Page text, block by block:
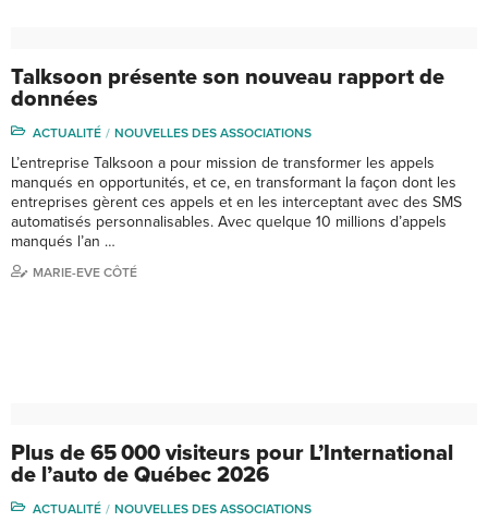
Talksoon présente son nouveau rapport de
données
ACTUALITÉ NOUVELLES DES ASSOCIATIONS
L’entreprise Talksoon a pour mission de transformer les appels
manqués en opportunités, et ce, en transformant la façon dont les
entreprises gèrent ces appels et en les interceptant avec des SMS
automatisés personnalisables. Avec quelque 10 millions d’appels
manqués l’an …
MARIE-EVE CÔTÉ
Plus de 65 000 visiteurs pour L’International
de l’auto de Québec 2026
ACTUALITÉ NOUVELLES DES ASSOCIATIONS